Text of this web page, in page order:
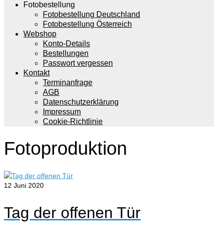
Fotobestellung
Fotobestellung Deutschland
Fotobestellung Österreich
Webshop
Konto-Details
Bestellungen
Passwort vergessen
Kontakt
Terminanfrage
AGB
Datenschutzerklärung
Impressum
Cookie-Richtlinie
Fotoproduktion
12 Juni 2020
Tag der offenen Tür